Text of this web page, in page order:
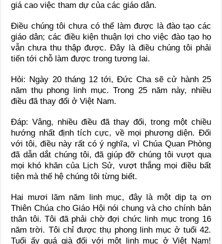
giá cao việc tham dự của các giáo dân.
Điều chúng tôi chưa có thể làm được là đào tạo các
giáo dân; các điều kiện thuận lợi cho việc đào tạo họ
vẫn chưa thu thập được. Đây là điều chúng tôi phải
tiến tới chỗ làm được trong tương lai.
Hỏi: Ngày 20 tháng 12 tới, Đức Cha sẽ cử hành 25
năm thụ phong linh mục. Trong 25 năm này, nhiều
điều đã thay đổi ở Việt Nam.
Đáp: Vâng, nhiều điều đã thay đổi, trong một chiều
hướng nhất định tích cực, về mọi phương diện. Đối
với tôi, điều này rất có ý nghĩa, vì Chúa Quan Phòng
đã dẫn dắt chúng tôi, đã giúp đỡ chúng tôi vượt qua
mọi khó khăn của Lịch Sử, vượt thắng mọi điều bất
tiện mà thế hệ chúng tôi từng biết.
Hai mươi lăm năm linh mục, đây là một dịp tạ ơn
Thiên Chúa cho Giáo Hội nói chung và cho chính bản
thân tôi. Tôi đã phải chờ đợi chức linh mục trong 16
năm trời. Tôi chỉ được thụ phong linh mục ở tuổi 42.
Tuổi ấy quá già đối với một linh mục ở Việt Nam!